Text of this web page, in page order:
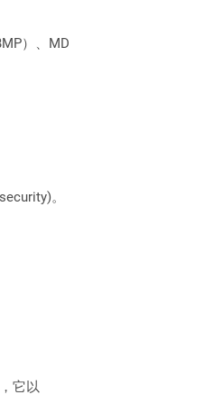
）、MD
。
它以